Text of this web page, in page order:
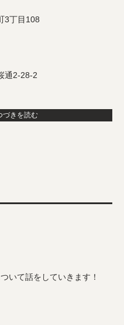
3丁目108
通2-28-2
きを読む
いて話をしていきます！